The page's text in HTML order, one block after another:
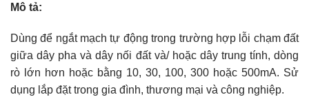
Mô tả:
Dùng để ngắt mạch tự động trong trường hợp lỗi chạm đất
giữa dây pha và dây nối đất và/ hoặc dây trung tính, dòng
rò lớn hơn hoặc bằng 10, 30, 100, 300 hoặc 500mA. Sử
dụng lắp đặt trong gia đình, thương mại và công nghiệp.